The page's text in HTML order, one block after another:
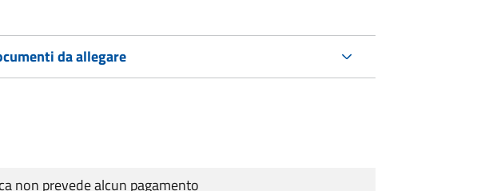
da allegare
non prevede alcun pagamento